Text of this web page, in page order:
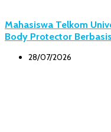
Mahasiswa Telkom
Body Protector
28/07/2026